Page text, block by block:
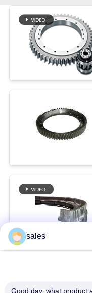
উদ্ধৃতির
জন্য
আবেদন
সাইট
ম্যাপ
PRIVACY
POLICY
sales
Good day, what product